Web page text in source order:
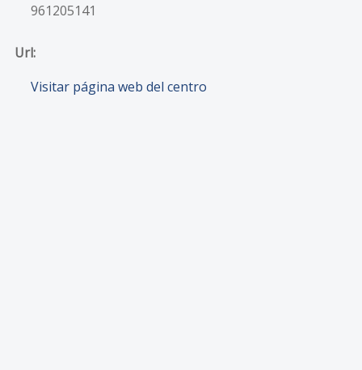
961205141
Url:
Visitar página web del centro